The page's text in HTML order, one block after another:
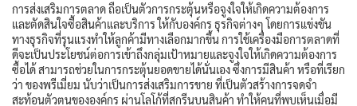
การส่งเสริมการตลาด ถือเป็นตัวการกระตุ้นหรือจูงใจให้เกิดความต้องการ
และตัดสินใจซื้อสินค้าและบริการ ให้กับองค์กร ธุรกิจต่างๆ โดยการแข่งขัน
ทางธุรกิจที่รุนแรงทำให้ลูกค้ามีทางเลือกมากขึ้น การใช้เครื่องมือการตลาดที่
ดีจะเป็นประโยชน์ต่อการเข้าถึงกลุ่มเป้าหมายและจูงใจให้เกิดความต้องการ
ซื้อได้ สามารถช่วยในการกระตุ้นยอดขายได้นั่นเอง ซึ่งการมีสินค้า หรือที่เรียก
ว่า ของพรีเมี่ยม นับว่าเป็นการส่งเสริมการขาย ที่เป็นตัวสร้างการจดจำ
สะท้อนตัวตนขององค์กร ผ่านโลโก้ที่สกรีนบนสินค้า ทำให้คนที่พบเห็นเมื่อมี